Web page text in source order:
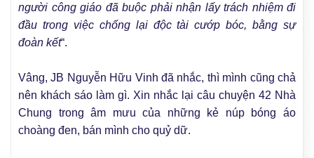
người công giáo đã buộc phải nhận lấy trách nhiệm đi
đầu trong việc chống lại độc tài cướp bóc, bằng sự
đoàn kết“.
Vâng, JB Nguyễn Hữu Vinh đã nhắc, thì mình cũng chả
nên khách sáo làm gì. Xin nhắc lại câu chuyện 42 Nhà
Chung trong âm mưu của những kẻ núp bóng áo
choàng đen, bán mình cho quỷ dữ.